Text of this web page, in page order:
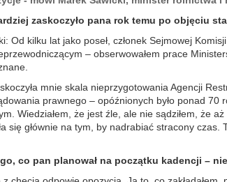
zaskoczyło pana rok temu po objęciu
Od kilku lat jako poseł, członek Sejmowej
– obserwowałem prace
mnie skala nieprzygotowania Agencji
prawnego – opóźnionych było ponad 70
Wiedziałem, że jest źle, ale nie sądziłem, że
się głównie na tym, by nadrabiać stracony czas.
co pan planował na początku kadencji –